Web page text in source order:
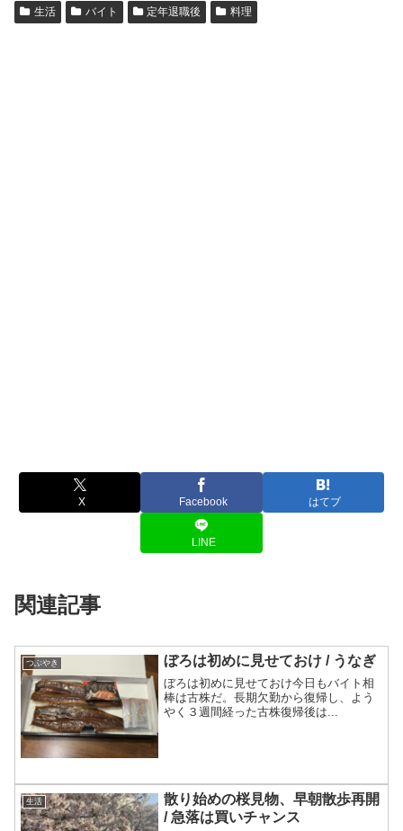
生活 バイト 定年退職後 料理
X Facebook はてブ
LINE
関連記事
つぶやき ぼろは初めに見せておけ / うなぎ
ぼろは初めに見せておけ今日もバイト相
棒は古株だ。長期欠勤から復帰し、よう
やく３週間経った古株復帰後は...
生活
散り始めの桜見物、早朝散歩再開
/ 急落は買いチャンス